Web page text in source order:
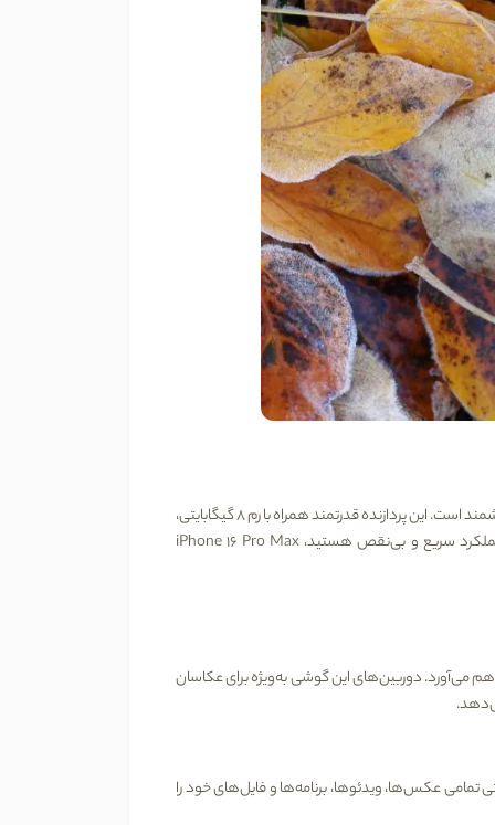
بهره می‌برد که یکی از قدرتمندترین تراشه‌های موجود در گوشی‌های هوشمند است. این پردازنده قدرتمند همراه با رم 8 گیگابایتی،
عملکرد سریع و بی‌نقص هستید،iPhone 16 Pro Max
را فراهم می‌آورد. دوربین‌های این گوشی به‌ویژه برای عکاسان
.
تمامی عکس‌ها، ویدئوها، برنامه‌ها و فایل‌های خود را